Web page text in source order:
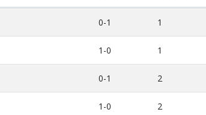
0-1 1
1-0 1
0-1 2
1-0 2